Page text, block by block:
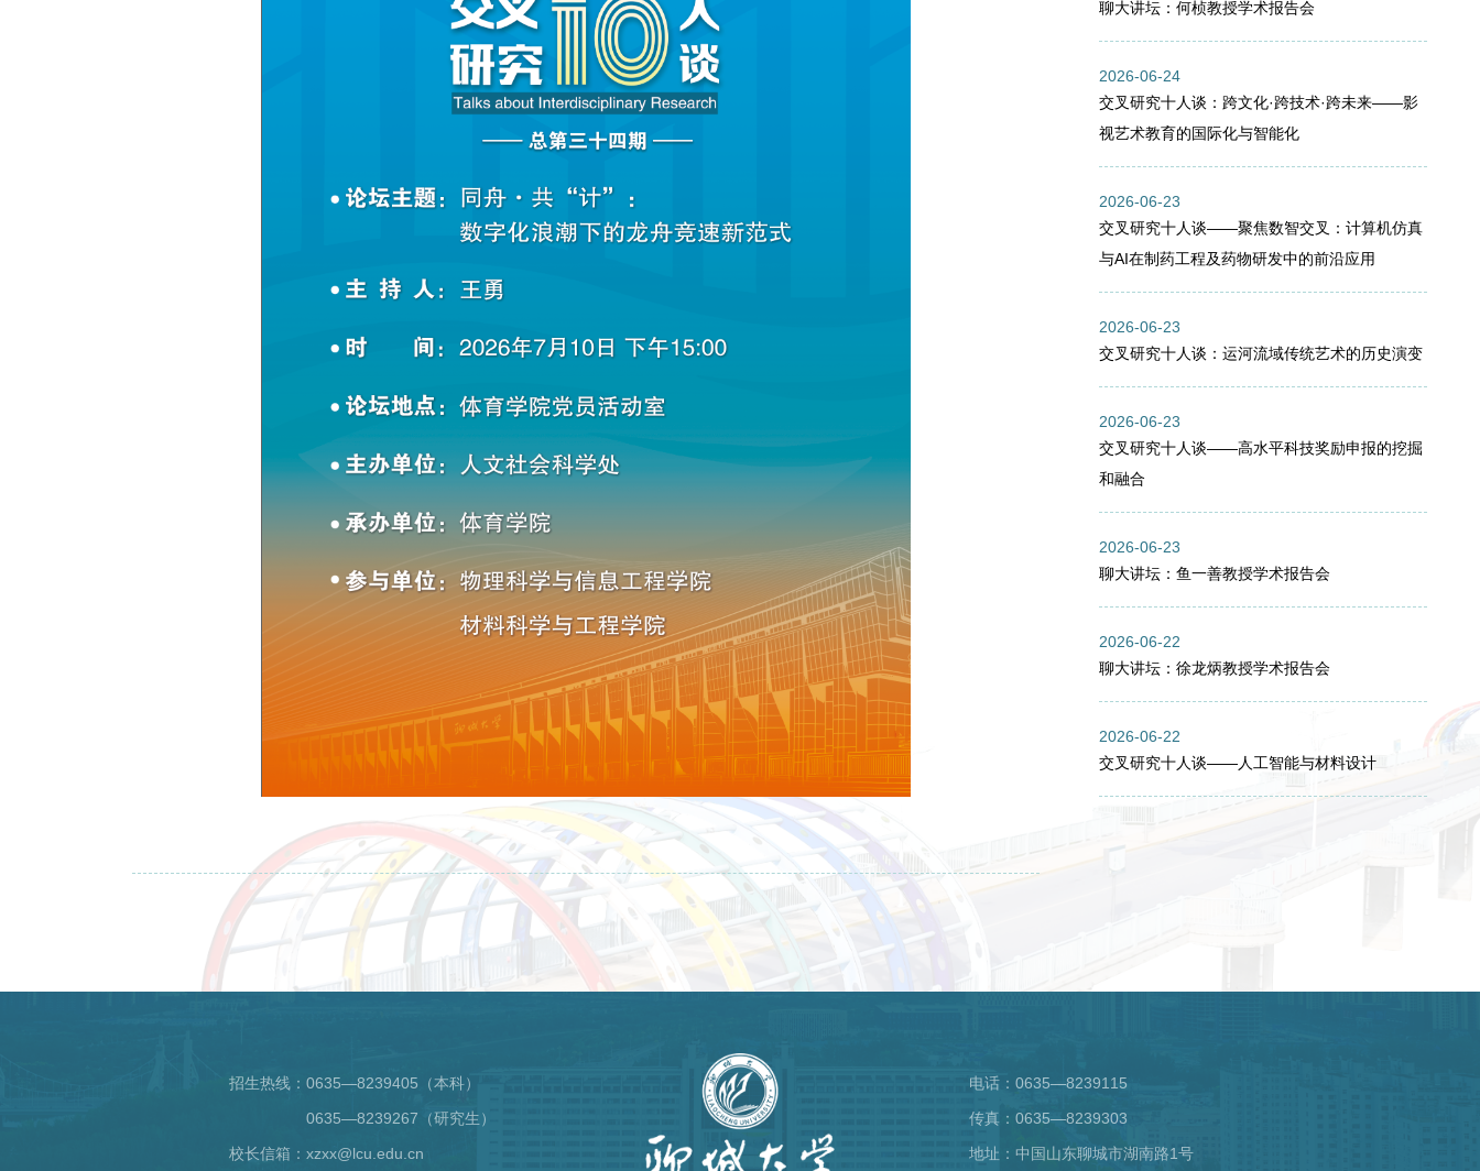
聊大讲坛：何桢教授学术报告会
2026-06-24
交叉研究十人谈：跨文化·跨技术·跨未来——影
视艺术教育的国际化与智能化
2026-06-23
交叉研究十人谈——聚焦数智交叉：计算机仿真
与AI在制药工程及药物研发中的前沿应用
2026-06-23
交叉研究十人谈：运河流域传统艺术的历史演变
2026-06-23
交叉研究十人谈——高水平科技奖励申报的挖掘
和融合
2026-06-23
聊大讲坛：鱼一善教授学术报告会
2026-06-22
聊大讲坛：徐龙炳教授学术报告会
2026-06-22
交叉研究十人谈——人工智能与材料设计
招生热线： 0635—8239405（本科）
0635—8239267（研究生）
校长信箱：xzxx@lcu.edu.cn
电话：0635—8239115
传真：0635—8239303
地址：中国山东聊城市湖南路1号